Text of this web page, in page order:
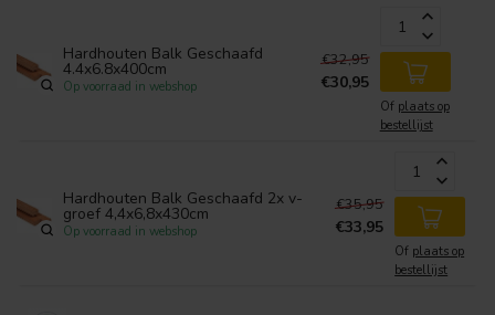
Hardhouten Balk Geschaafd
4.4x6.8x400cm
Op voorraad in webshop
€32,95
€30,95
Of plaats op
bestellijst
Hardhouten Balk Geschaafd 2x v-
groef 4,4x6,8x430cm
Op voorraad in webshop
€35,95
€33,95
Of plaats op
bestellijst